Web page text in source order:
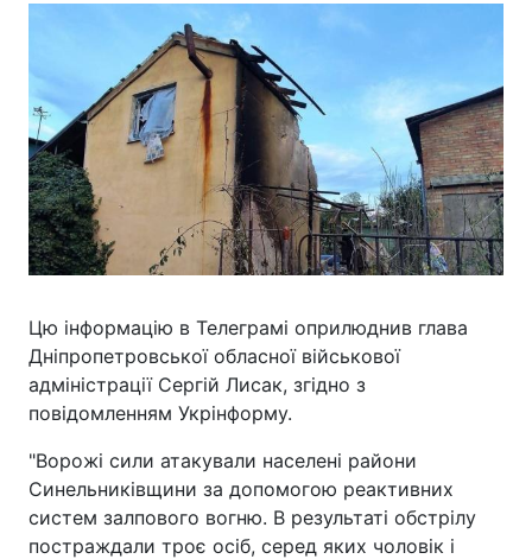
Цю інформацію в Телеграмі оприлюднив глава
Дніпропетровської обласної військової
адміністрації Сергій Лисак, згідно з
повідомленням Укрінформу.
"Ворожі сили атакували населені райони
Синельниківщини за допомогою реактивних
систем залпового вогню. В результаті обстрілу
постраждали троє осіб, серед яких чоловік і